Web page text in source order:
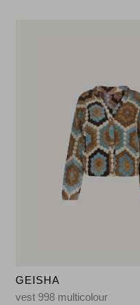
GEISHA
vest 998 multicolour